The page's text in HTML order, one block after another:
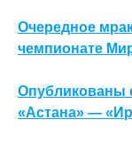
Очередное
чемпионате
Опубликованы
«Астана» —